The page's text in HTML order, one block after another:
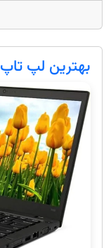
بهترین لپ تاپ